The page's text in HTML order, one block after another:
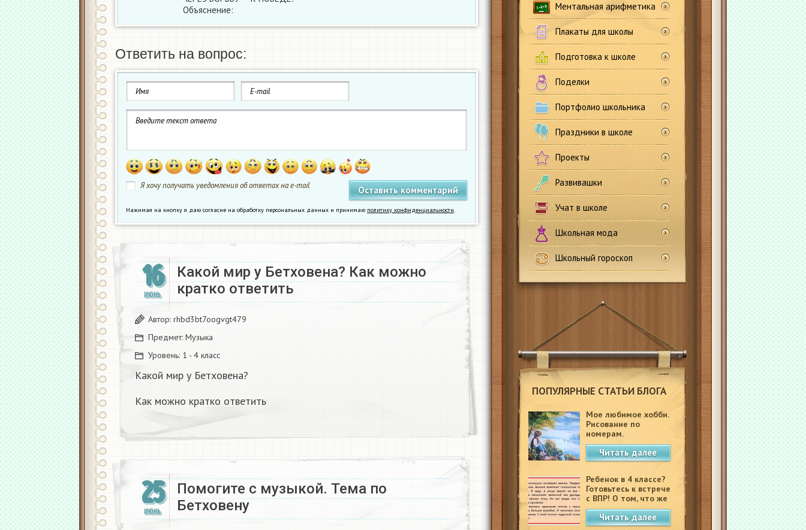
Ментальная арифметика
Плакаты для школы
Подготовка к школе
Поделки
Портфолио школьника
Праздники в школе
Проекты
Развивашки
Учат в школе
Школьная мода
Школьный гороскоп
ПОПУЛЯРНЫЕ СТАТЬИ БЛОГА
Мое любимое хобби.
Рисование по
номерам.
Читать далее
Ребенок в 4 классе?
Готовьтесь к встрече
с ВПР! О том, что же
это такое.
Читать далее
Объяснение:
Ответить на вопрос:
Я хочу получать уведомления об ответах на e-mail
Нажимая на кнопку я даю согласие на обработку персональных данных и принимаю политику конфиденциальности.
16
ИЮНЬ
Какой мир у Бетховена? Как можно
кратко ответить
Автор: rhbd3bt7oogvgt479
Предмет: Музыка
Уровень: 1 - 4 класс
Какой мир у Бетховена?
Как можно кратко ответить
25
ИЮНЬ
Помогите с музыкой. Тема по
Бетховену